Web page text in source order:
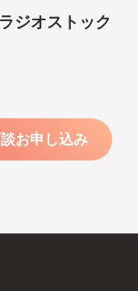
ジオストック
お申し込み